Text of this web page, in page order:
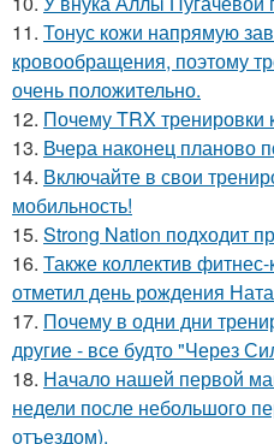
11. Тонус кожи напрямую
кровообращения, поэтому
очень положительно.
12. Почему TRX тренировки
13. Вчера наконец планово
14. Включайте в свои
мобильность!
15. Strong Nation подходит
16. Также коллектив
отметил день рождения
17. Почему в одни дни
другие - все будто "Через
18. Начало нашей первой
недели после небольшого
отъездом).